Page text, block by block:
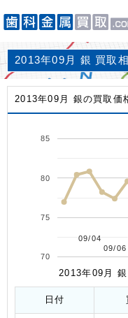
2013年09月 銀 買取
2013年09月 銀の買取価
09/04
09/04
09/06
09/06
70
75
80
85
2013年09月
日付